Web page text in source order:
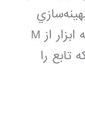
است تمام توابع اين جعبه ابزار از M
را